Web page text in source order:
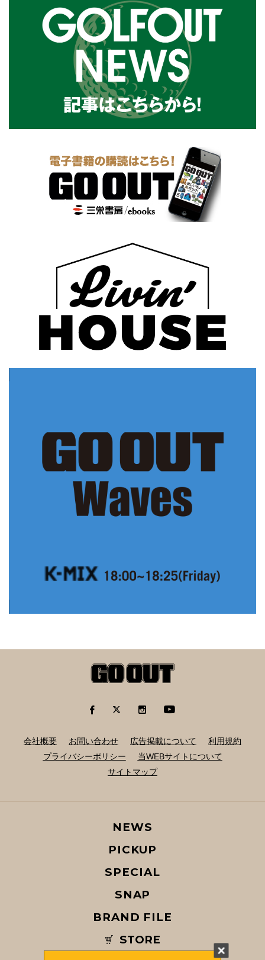
会社概要 お問い合わせ 広告掲載について
利用規約
プライバシーポリシー
当WEBサイトについて
サイトマップ
NEWS
PICKUP
SPECIAL
SNAP
BRAND FILE
STORE